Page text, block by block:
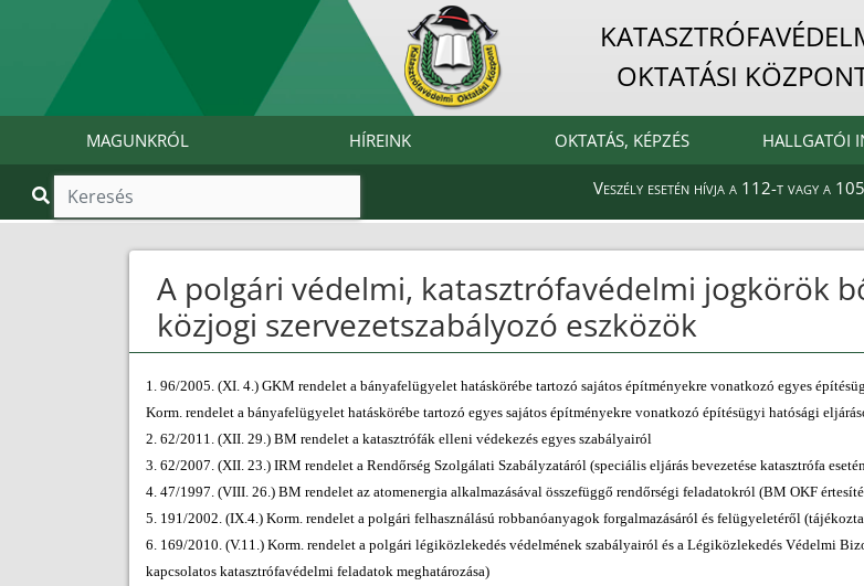
OKTATÁSI
MAGUNKRÓL HÍREINK OKTATÁS, KÉPZÉS HALLGATÓI
Veszély esetén hívja a 112-t vagy a
A polgári védelmi, katasztrófavédelmi jogkörök
közjogi szervezetszabályozó eszközök
1. 96/2005. (XI. 4.) GKM rendelet a bányafelügyelet hatáskörébe tartozó sajátos építményekre vonatkozó egyes
Korm. rendelet a bányafelügyelet hatáskörébe tartozó egyes sajátos építményekre vonatkozó építésügyi hatósági
2. 62/2011. (XII. 29.) BM rendelet a katasztrófák elleni védekezés egyes szabályairól
3. 62/2007. (XII. 23.) IRM rendelet a Rendőrség Szolgálati Szabályzatáról (speciális eljárás bevezetése katasztrófa
4. 47/1997. (VIII. 26.) BM rendelet az atomenergia alkalmazásával összefüggő rendőrségi feladatokról (BM OKF
5. 191/2002. (IX.4.) Korm. rendelet a polgári felhasználású robbanóanyagok forgalmazásáról és felügyeletéről
6. 169/2010. (V.11.) Korm. rendelet a polgári légiközlekedés védelmének szabályairól és a Légiközlekedés Védelmi
kapcsolatos katasztrófavédelmi feladatok meghatározása)